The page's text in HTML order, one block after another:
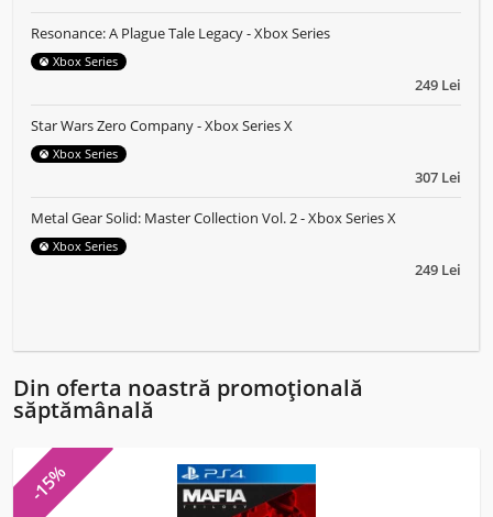
249 Lei
Resonance: A Plague Tale Legacy - Xbox Series
Xbox Series
307 Lei
Star Wars Zero Company - Xbox Series X
Xbox Series
249 Lei
Metal Gear Solid: Master Collection Vol. 2 - Xbox Series X
Xbox Series
Din oferta noastră promoțională
săptămânală
-15%